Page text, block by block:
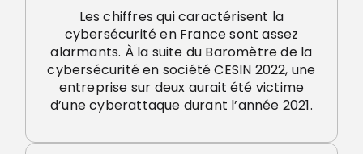
Les chiffres qui caractérisent la
cybersécurité en France sont assez
alarmants. À la suite du Baromètre de la
cybersécurité en société CESIN 2022, une
entreprise sur deux aurait été victime
d’une cyberattaque durant l’année 2021.